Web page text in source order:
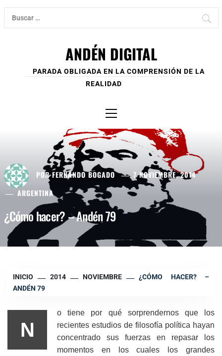
Ir
contenido
Buscar:
ANDÉN DIGITAL
PARADA OBLIGADA EN LA COMPRENSIÓN DE LA
REALIDAD
principal
PORFERNANDO BOGADO
7 NOVIEMBRE, 2014
ARGENTINA
¿Cómo hacer? – Andén 79
INICIO 2014 NOVIEMBRE
¿CÓMO HACER? –
ANDÉN 79
N
o tiene por qué sorprendernos que los
recientes estudios de filosofía política hayan
concentrado sus fuerzas en repasar los
momentos en los cuales los grandes